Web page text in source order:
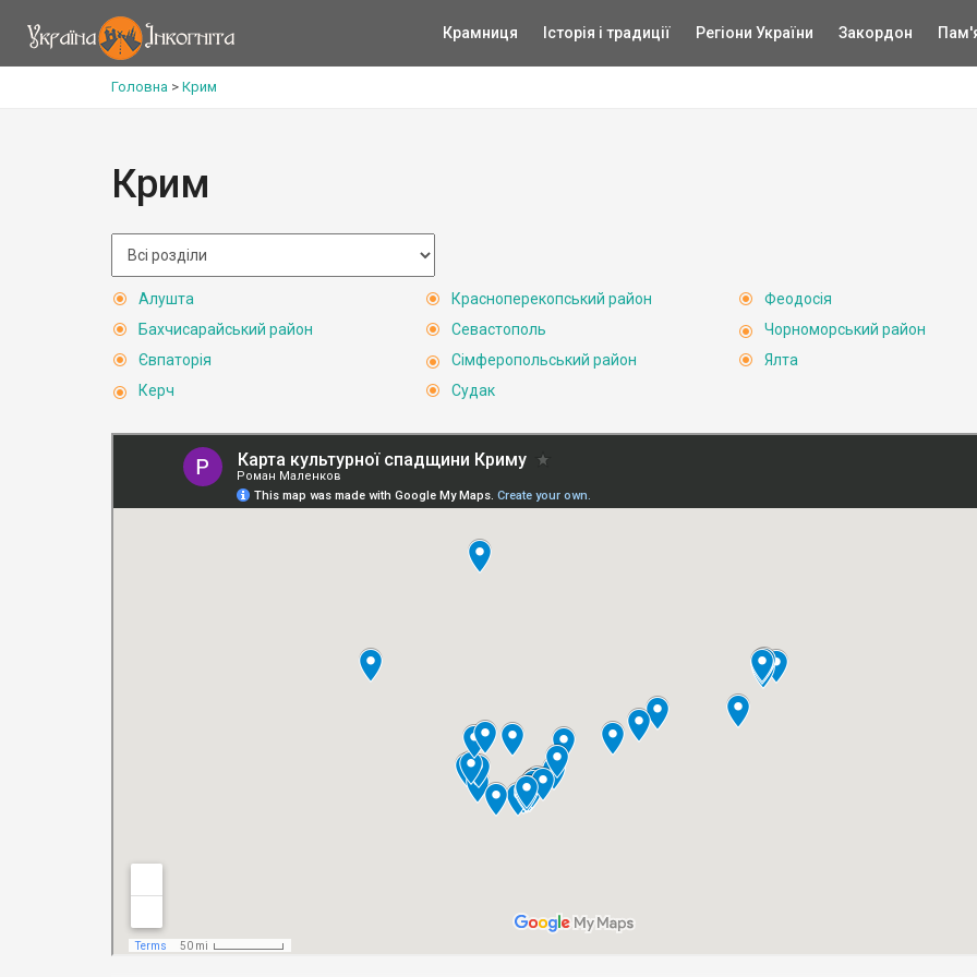
Крамниця Історія і традиції Регіони України Закордон
Головна > Крим
Крим
Алушта
Бахчисарайський район
Євпаторія
Керч
Красноперекопський район
Севастополь
Сімферопольський район
Судак
Феодосія
Чорноморський район
Ялта